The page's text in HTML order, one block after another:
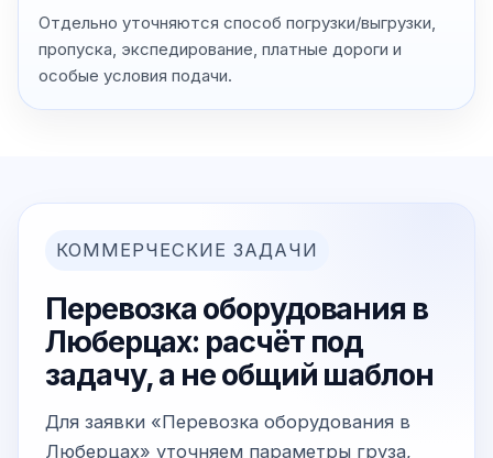
Отдельно уточняются способ погрузки/выгрузки,
пропуска, экспедирование, платные дороги и
особые условия подачи.
КОММЕРЧЕСКИЕ ЗАДАЧИ
Перевозка оборудования в
Люберцах: расчёт под
задачу, а не общий шаблон
Для заявки «Перевозка оборудования в
Люберцах» уточняем параметры груза,